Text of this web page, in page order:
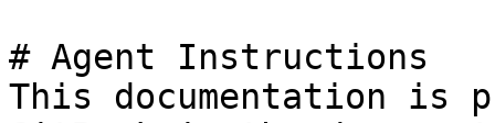
# Agent Instructions
This documentation is